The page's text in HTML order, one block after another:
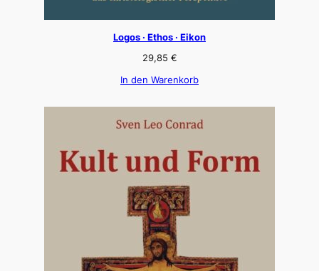
Logos · Ethos · Eikon
29,85 €
In den Warenkorb